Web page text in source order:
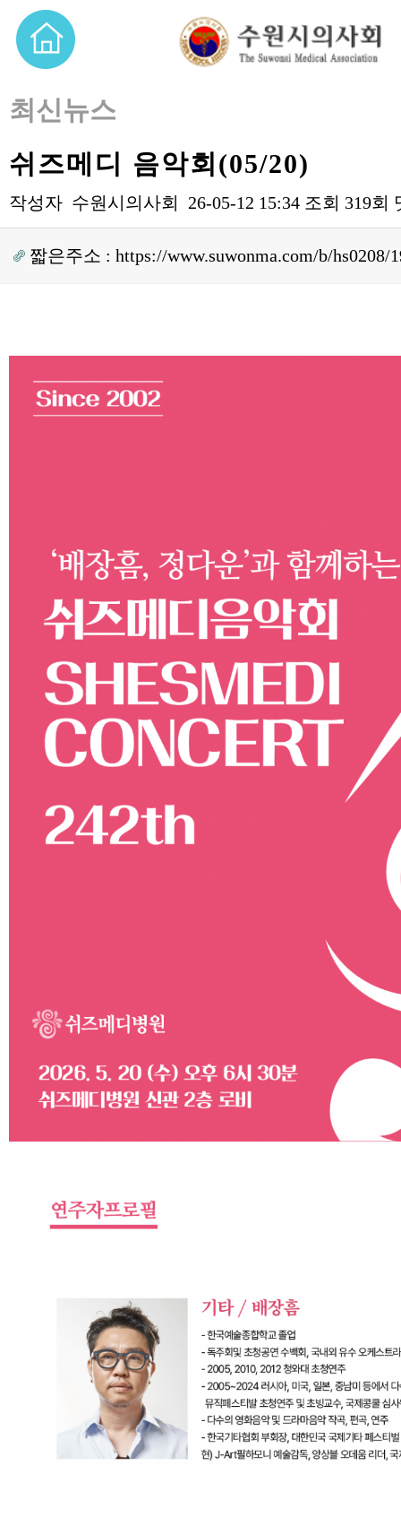
최신뉴스
쉬즈메디 음악회(05/20)
작성자 수원시의사회 26-05-12 15:34 조회 319회
짧은주소 : https://www.suwonma.com/b/hs0208/